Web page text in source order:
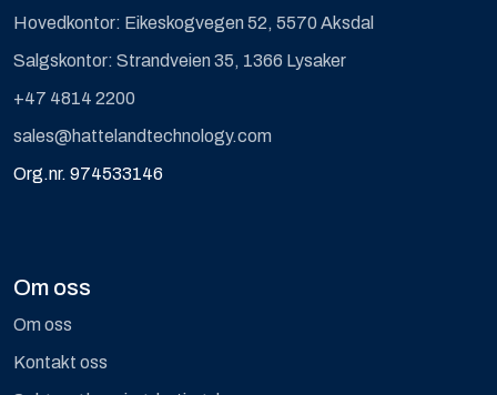
Hovedkontor: Eikeskogvegen 52, 5570 Aksdal
Salgskontor: Strandveien 35, 1366 Lysaker
+47 4814 2200
sales@hattelandtechnology.com
Org.nr. 974533146
Om oss
Om oss
Kontakt oss